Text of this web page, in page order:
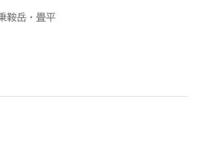
鞍岳・畳平